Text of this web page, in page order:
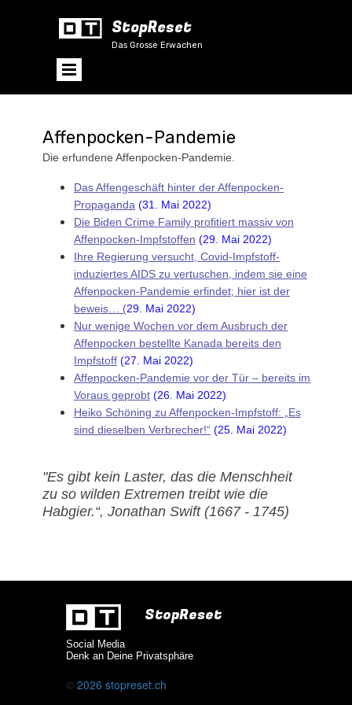
Das Grosse Erwachen
StopReset
Affenpocken-Pandemie
Die erfundene Affenpocken-Pandemie.
Das Affengeschäft hinter der Affenpocken-
Propaganda (31. Mai 2022)
Die Biden Crime Family profitiert massiv von
Affenpocken-Impfstoffen (29. Mai 2022)
Ihre Regierung versucht, Covid-Impfstoff-
induziertes AIDS zu vertuschen, indem sie eine
Affenpocken-Pandemie erfindet; hier ist der
beweis…
(29. Mai 2022)
Nur wenige Wochen vor dem Ausbruch der
Affenpocken bestellte Kanada bereits den
Impfstoff (27. Mai 2022)
Affenpocken-Pandemie vor der Tür – bereits im
Voraus geprobt (26. Mai 2022)
Heiko Schöning zu Affenpocken-Impfstoff: „Es
sind dieselben Verbrecher!“ (25. Mai 2022)
"Es gibt kein Laster, das die Menschheit
zu so wilden Extremen treibt wie die
Habgier.“, Jonathan Swift (1667 - 1745)
© 2026 stopreset.ch
Social Media
Denk an Deine Privatsphäre
StopReset